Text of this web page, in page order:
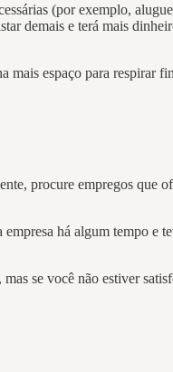
(por exemplo,
demais e terá mais
espaço para respirar
procure empregos que
há algum tempo e
se você não estiver